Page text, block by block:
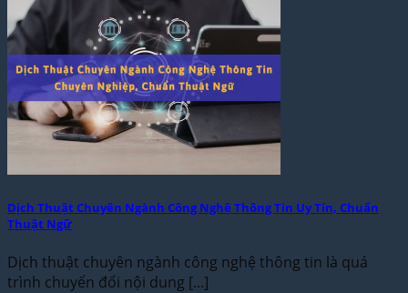
Dịch Thuật Chuyên Ngành Công Nghệ Thông Tin Uy Tín, Chuẩn
Thuật Ngữ
Dịch thuật chuyên ngành công nghệ thông tin là quá
trình chuyển đổi nội dung [...]